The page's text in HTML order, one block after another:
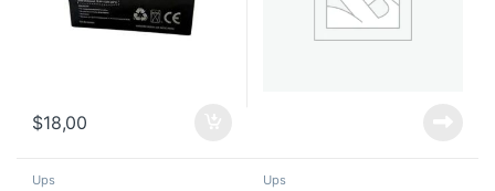
$18,00
Ups Ups